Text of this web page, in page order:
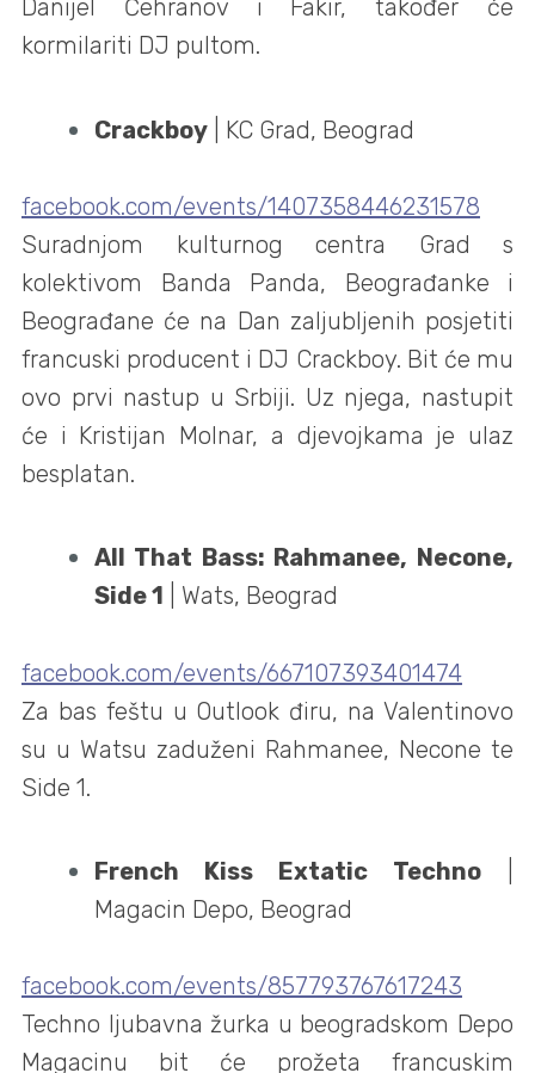
Danijel Čehranov i Fakir, također će
kormilariti DJ pultom.
Crackboy| KC Grad, Beograd
facebook.com/events/1407358446231578
Suradnjom kulturnog centra Grad s
kolektivom Banda Panda, Beograđanke i
Beograđane će na Dan zaljubljenih posjetiti
francuski producent i DJ Crackboy. Bit će mu
ovo prvi nastup u Srbiji. Uz njega, nastupit
će i Kristijan Molnar, a djevojkama je ulaz
besplatan.
All That Bass: Rahmanee, Necone,
Side 1 | Wats, Beograd
facebook.com/events/667107393401474
Za bas feštu u Outlook điru, na Valentinovo
su u Watsu zaduženi Rahmanee, Necone te
Side 1.
French Kiss Extatic Techno|
Magacin Depo, Beograd
facebook.com/events/857793767617243
Techno ljubavna žurka u beogradskom Depo
Magacinu bit će prožeta francuskim